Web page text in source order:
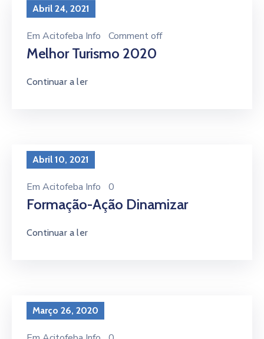
Abril 24, 2021
Em Acitofeba Info Comment off
Melhor Turismo 2020
Continuar a ler
Abril 10, 2021
Em Acitofeba Info 0
Formação-Ação Dinamizar
Continuar a ler
Março 26, 2020